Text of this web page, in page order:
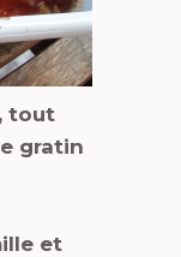
tout
gratin
et